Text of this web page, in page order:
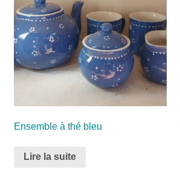
Ensemble à thé bleu
Lire la suite